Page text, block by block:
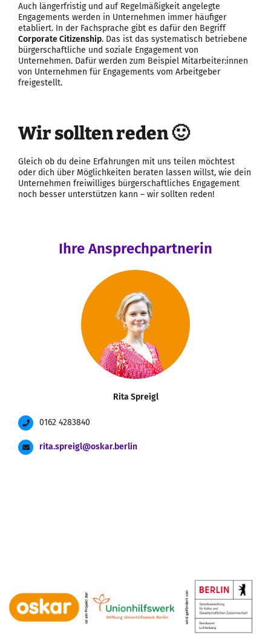
Auch längerfristig und auf Regelmäßigkeit angelegte
Engagements werden in Unternehmen immer häufiger
etabliert. In der Fachsprache gibt es dafür den Begriff
Corporate Citizenship. Das ist das systematisch betriebene
bürgerschaftliche und soziale Engagement von
Unternehmen. Dafür werden zum Beispiel Mitarbeiter:innen
von Unternehmen für Engagements vom Arbeitgeber
freigestellt.
Wir sollten reden 🙂
Gleich ob du deine Erfahrungen mit uns teilen möchtest
oder dich über Möglichkeiten beraten lassen willst, wie dein
Unternehmen freiwilliges bürgerschaftliches Engagement
noch besser unterstützen kann – wir sollten reden!
Ihre Ansprechpartnerin
Rita Spreigl
0162 4283840
rita.spreigl@oskar.berlin